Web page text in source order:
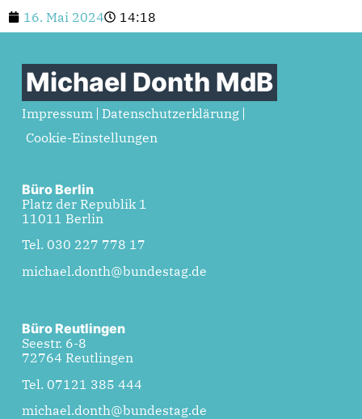
16. Mai 2024
14:18
Michael Donth MdB
Impressum
Datenschutzerklärung
Cookie-Einstellungen
Büro Berlin
Platz der Republik 1
11011 Berlin
Tel. 030 227 778 17
michael.donth@bundestag.de
Büro Reutlingen
Seestr. 6-8
72764 Reutlingen
Tel. 07121 385 444
michael.donth@bundestag.de